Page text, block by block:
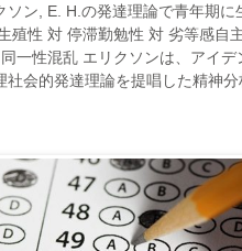
ン, E. H.の発達理論で青年期に
殖性 対 停滞勤勉性 対 劣等感自
一性混乱 エリクソンは、アイデ
社会的発達理論を提唱した精神分